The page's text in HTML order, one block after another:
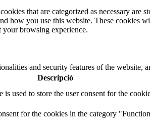
that are categorized as necessary are
how you use this website. These cookies
your browsing experience.
and security features of the website,
Descripció
used to store the user consent for the
for the cookies in the category